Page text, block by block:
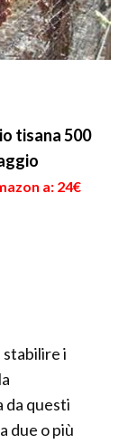
tisana 500
a: 24€
i
questi
due o più